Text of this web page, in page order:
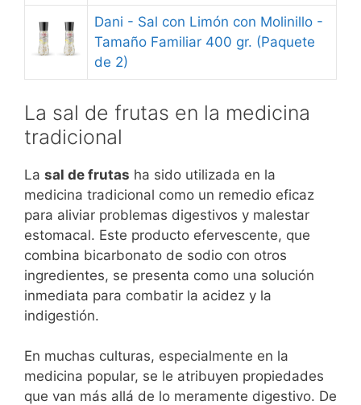
Dani - Sal con Limón con Molinillo -
Tamaño Familiar 400 gr. (Paquete
de 2)
La sal de frutas en la medicina
tradicional
La sal de frutas ha sido utilizada en la
medicina tradicional como un remedio eficaz
para aliviar problemas digestivos y malestar
estomacal. Este producto efervescente, que
combina bicarbonato de sodio con otros
ingredientes, se presenta como una solución
inmediata para combatir la acidez y la
indigestión.
En muchas culturas, especialmente en la
medicina popular, se le atribuyen propiedades
que van más allá de lo meramente digestivo. De